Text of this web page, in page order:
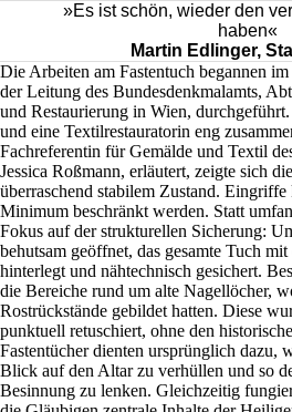
»Es ist schön, wieder den
haben«
Martin Edlinger,
Die Arbeiten am Fastentuch begannen
der Leitung des Bundesdenkmalamts,
und Restaurierung in Wien,
und eine Textilrestauratorin eng
Fachreferentin für Gemälde und Textil
Jessica Roßmann, erläutert, zeigte sich
überraschend stabilem Zustand.
Minimum beschränkt werden. Statt
Fokus auf der strukturellen Sicherung:
behutsam geöffnet, das gesamte Tuch
hinterlegt und nähtechnisch gesichert.
die Bereiche rund um alte Nagellöcher,
Rostrückstände gebildet hatten. Diese
punktuell retuschiert, ohne den
Fastentücher dienten ursprünglich dazu,
Blick auf den Altar zu verhüllen und so
Besinnung zu lenken. Gleichzeitig